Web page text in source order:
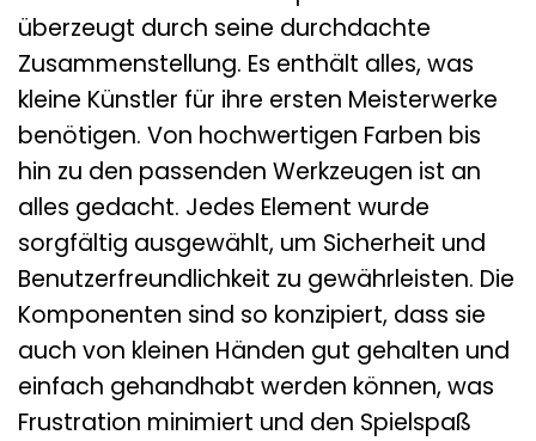
überzeugt durch seine durchdachte
Zusammenstellung. Es enthält alles, was
kleine Künstler für ihre ersten Meisterwerke
benötigen. Von hochwertigen Farben bis
hin zu den passenden Werkzeugen ist an
alles gedacht. Jedes Element wurde
sorgfältig ausgewählt, um Sicherheit und
Benutzerfreundlichkeit zu gewährleisten. Die
Komponenten sind so konzipiert, dass sie
auch von kleinen Händen gut gehalten und
einfach gehandhabt werden können, was
Frustration minimiert und den Spielspaß